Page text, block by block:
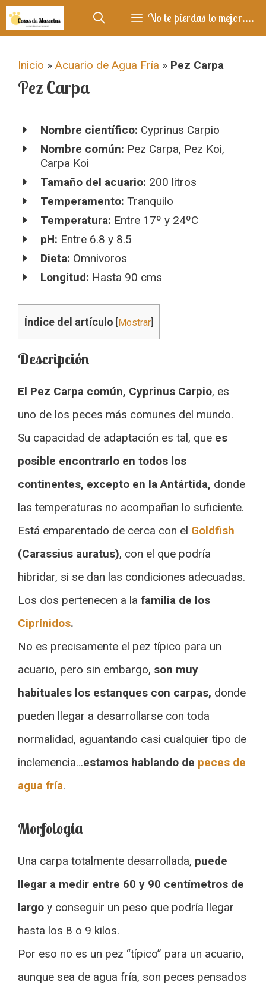
Saltar
al
No te pierdas lo mejor....
Inicio » Acuario de Agua Fría » Pez Carpa
Pez Carpa
Nombre científico: Cyprinus Carpio
Nombre común: Pez Carpa, Pez Koi,
Carpa Koi
Tamaño del acuario: 200 litros
Temperamento: Tranquilo
Temperatura: Entre 17º y 24ºC
pH: Entre 6.8 y 8.5
Dieta: Omnivoros
Longitud: Hasta 90 cms
Índice del artículo [Mostrar]
Descripción
El Pez Carpa común, Cyprinus Carpio, es
uno de los peces más comunes del mundo.
Su capacidad de adaptación es tal, que es
posible encontrarlo en todos los
continentes, excepto en la Antártida, donde
las temperaturas no acompañan lo suficiente.
Está emparentado de cerca con el Goldfish
(Carassius auratus), con el que podría
hibridar, si se dan las condiciones adecuadas.
Los dos pertenecen a la familia de los
Ciprínidos.
No es precisamente el pez típico para un
acuario, pero sin embargo, son muy
habituales los estanques con carpas, donde
pueden llegar a desarrollarse con toda
normalidad, aguantando casi cualquier tipo de
inclemencia…estamos hablando de peces de
agua fría.
Morfología
Una carpa totalmente desarrollada, puede
llegar a medir entre 60 y 90 centímetros de
largo y conseguir un peso que podría llegar
hasta los 8 o 9 kilos.
Por eso no es un pez “típico” para un acuario,
aunque sea de agua fría, son peces pensados